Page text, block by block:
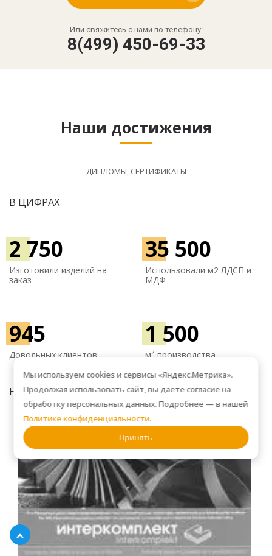
Или свяжитесь с нами по телефону:
8(499) 450-69-33
Наши достижения
ДИПЛОМЫ, СЕРТИФИКАТЫ
В ЦИФРАХ
2 750
Изготовили изделий на
заказ
35 500
Использовали м2 ЛДСП и
МДФ
945
Довольных клиентов
1 500
м2 производства
НАГРАДЫ
Мы используем cookies и сервисы «Яндекс.Метрика».
Продолжая использовать сайт, вы даете согласие на
обработку персональных данных. Подробнее — в нашей
Политике конфиденциальности.
Принять